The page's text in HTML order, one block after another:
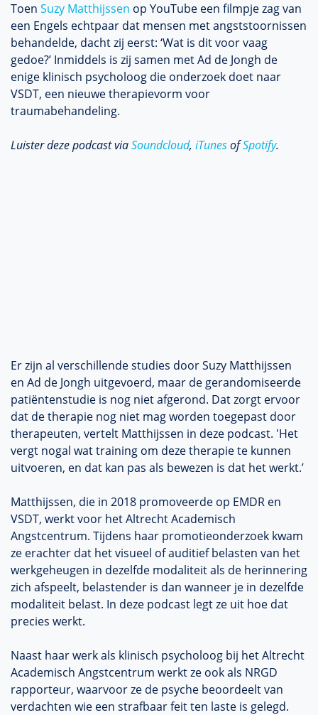
Toen Suzy Matthijssen op YouTube een filmpje zag van
een Engels echtpaar dat mensen met angststoornissen
behandelde, dacht zij eerst: ‘Wat is dit voor vaag
gedoe?’ Inmiddels is zij samen met Ad de Jongh de
enige klinisch psycholoog die onderzoek doet naar
VSDT, een nieuwe therapievorm voor
traumabehandeling.
Luister deze podcast viaSoundcloud, iTunesofSpotify.
Er zijn al verschillende studies door Suzy Matthijssen
en Ad de Jongh uitgevoerd, maar de gerandomiseerde
patiëntenstudie is nog niet afgerond. Dat zorgt ervoor
dat de therapie nog niet mag worden toegepast door
therapeuten, vertelt Matthijssen in deze podcast. 'Het
vergt nogal wat training om deze therapie te kunnen
uitvoeren, en dat kan pas als bewezen is dat het werkt.’
Matthijssen, die in 2018 promoveerde op EMDR en
VSDT, werkt voor het Altrecht Academisch
Angstcentrum. Tijdens haar promotieonderzoek kwam
ze erachter dat het visueel of auditief belasten van het
werkgeheugen in dezelfde modaliteit als de herinnering
zich afspeelt, belastender is dan wanneer je in dezelfde
modaliteit belast. In deze podcast legt ze uit hoe dat
precies werkt.
Naast haar werk als klinisch psycholoog bij het Altrecht
Academisch Angstcentrum werkt ze ook als NRGD
rapporteur, waarvoor ze de psyche beoordeelt van
verdachten wie een strafbaar feit ten laste is gelegd.